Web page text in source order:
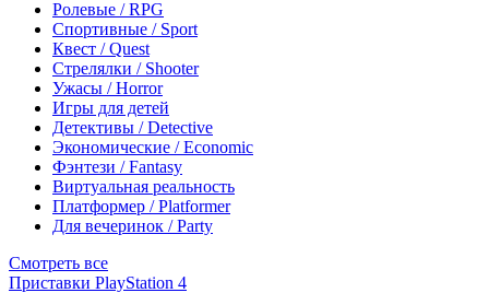
Ролевые / RPG
Спортивные / Sport
Квест / Quest
Стрелялки / Shooter
Ужасы / Horror
Игры для детей
Детективы / Detective
Экономические / Economic
Фэнтези / Fantasy
Виртуальная реальность
Платформер / Platformer
Для вечеринок / Party
Смотреть все
Приставки PlayStation 4